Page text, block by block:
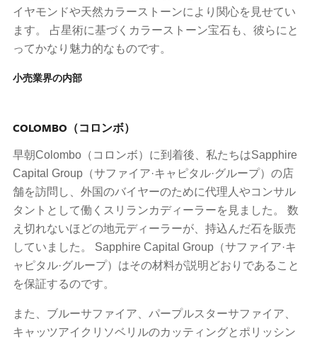
イヤモンドや天然カラーストーンにより関心を見せてい
ます。 占星術に基づくカラーストーン宝石も、彼らにと
ってかなり魅力的なものです。
小売業界の内部
COLOMBO（コロンボ）
早朝Colombo（コロンボ）に到着後、私たちはSapphire
Capital Group（サファイア·キャピタル·グループ）の店
舗を訪問し、外国のバイヤーのために代理人やコンサル
タントとして働くスリランカディーラーを見ました。 数
え切れないほどの地元ディーラーが、持込んだ石を販売
していました。 Sapphire Capital Group（サファイア·キ
ャピタル·グループ）はその材料が説明どおりであること
を保証するのです。
また、ブルーサファイア、パープルスターサファイア、
キャッツアイクリソベリルのカッティングとポリッシン